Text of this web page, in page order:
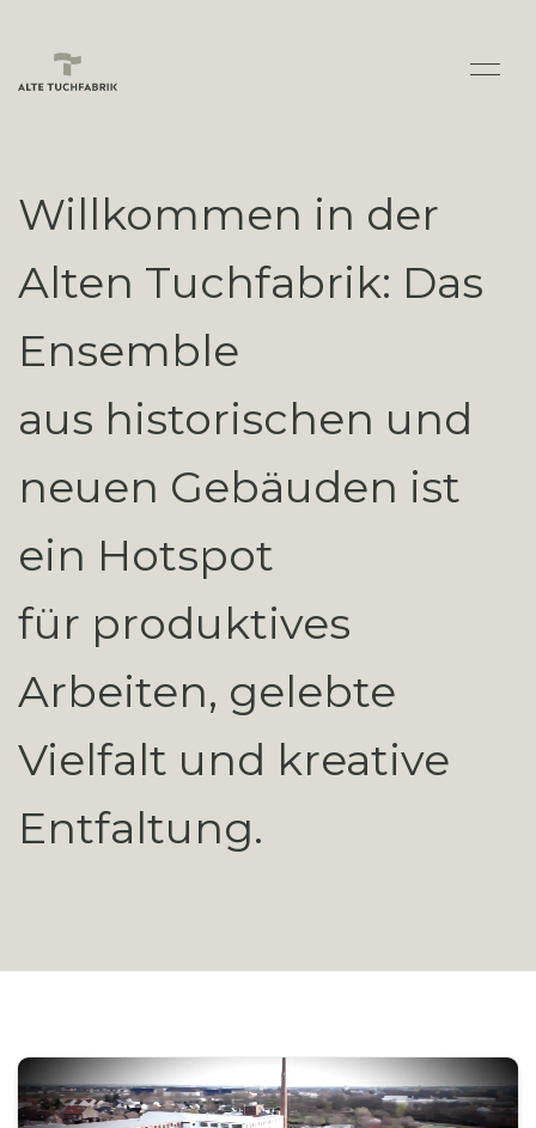
Willkommen in der
Alten Tuchfabrik: Das
Ensemble
aus historischen und
neuen Gebäuden ist
ein Hotspot
für produktives
Arbeiten, gelebte
Vielfalt und kreative
Entfaltung.